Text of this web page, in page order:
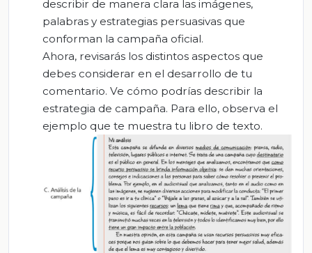
describir de manera clara las imágenes,
palabras y estrategias persuasivas que
conforman la campaña oficial.
Ahora, revisarás los distintos aspectos que
debes considerar en el desarrollo de tu
comentario. Ve cómo podrías describir la
estrategia de campaña. Para ello, observa el
ejemplo que te muestra tu libro de texto.